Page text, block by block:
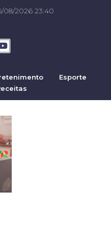
08/2026 23:40
Esporte